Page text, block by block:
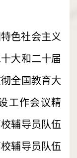
色社会主义
大和二十届
全国教育大
工作会议精
辅导员队伍
辅导员队伍